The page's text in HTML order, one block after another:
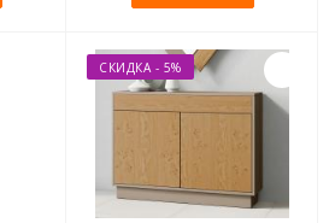
СКИДКА - 5%